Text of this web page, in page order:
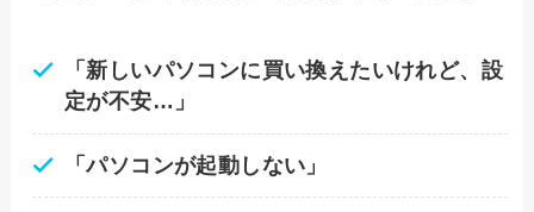
「新しいパソコンに買い換えたいけれど、設
定が不安…」
「パソコンが起動しない」